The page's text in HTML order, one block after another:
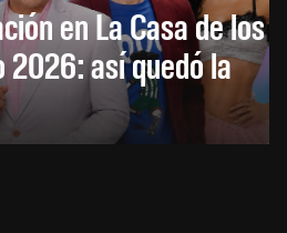
en La Casa de los
2026: así quedó la